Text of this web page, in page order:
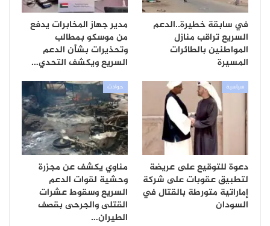
في سابقة خطيرة..الدعم
السريع تراقب منازل
المواطنين بالطائرات
المسيرة
مدير جهاز المخابرات يدفع
من موسكو بمطالب
وتحذيرات بشأن الدعم
السريع ويكشف التحدي…
سياسية
دعوة للتوقيع على عريضة
لتطبيق عقوبات على شركة
إماراتية متورطة بالقتال في
السودان
حوادث
مناوي يكشف عن مجزرة
وحشية لقوات الدعم
السريع وسقوط عشرات
القتلى والجرحى بقصف
الطيران…